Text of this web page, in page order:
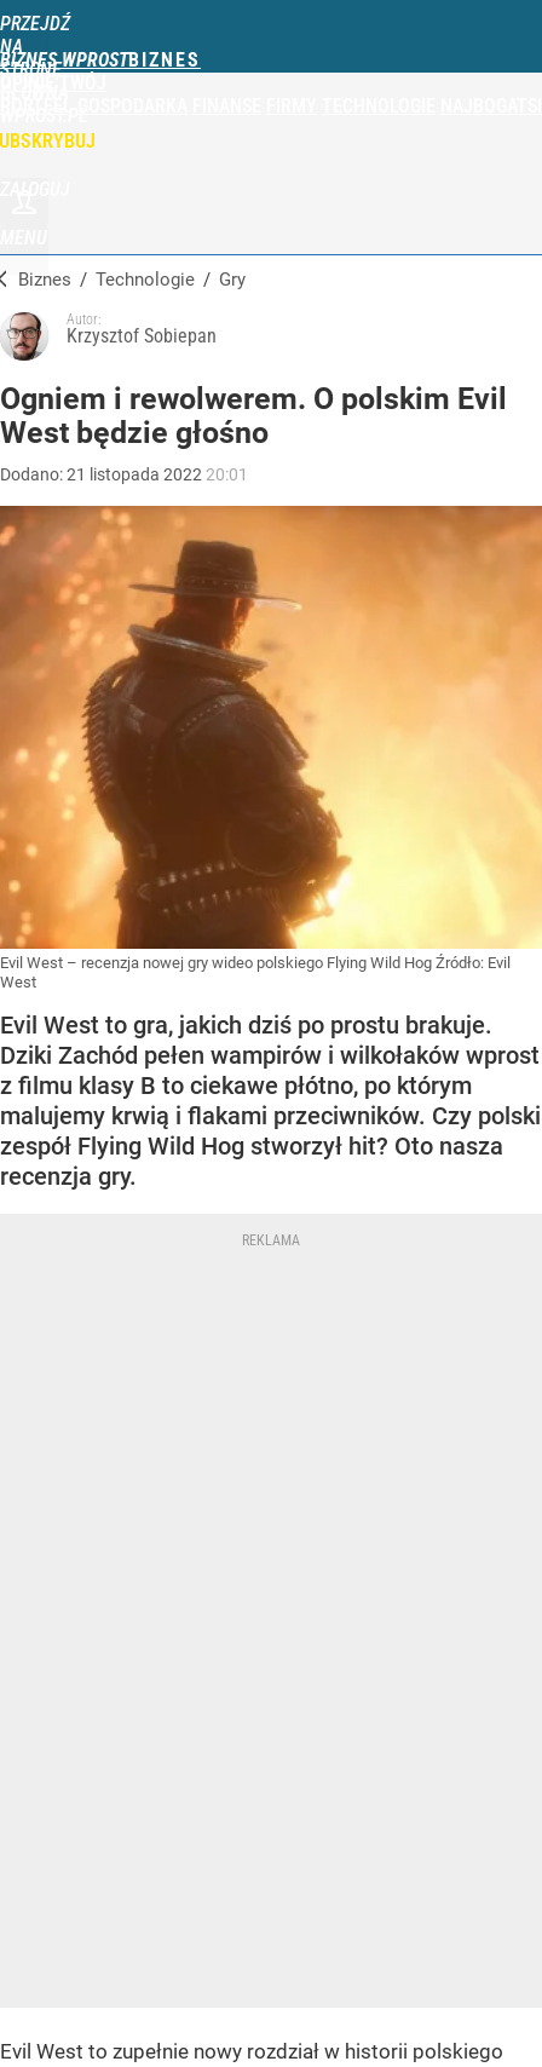
PRZEJDŹ
NA
STRONĘ
BIZNES WPROST
Biznes / Technologie / Gry
Autor:
Krzysztof Sobiepan
Ogniem i rewolwerem. O polskim Evil
West będzie głośno
Dodano:21 listopada 2022 20:01
Evil West – recenzja nowej gry wideo polskiego Flying Wild Hog Źródło: Evil
West
Evil West to gra, jakich dziś po prostu brakuje.
Dziki Zachód pełen wampirów i wilkołaków wprost
z filmu klasy B to ciekawe płótno, po którym
malujemy krwią i flakami przeciwników. Czy polski
zespół Flying Wild Hog stworzył hit? Oto nasza
recenzja gry.
Evil West to zupełnie nowy rozdział w historii polskiego